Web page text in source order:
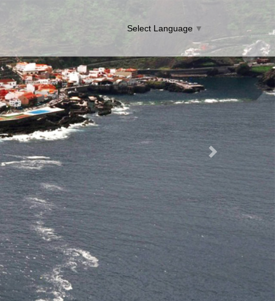
Select Language ▼
Next